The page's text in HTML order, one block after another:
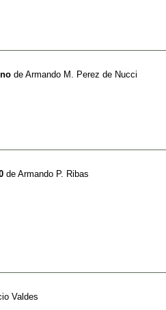
de Armando M. Perez de Nucci
de Armando P. Ribas
Valdes